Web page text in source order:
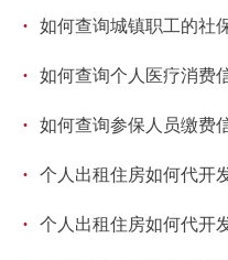
· 如何查询城镇职工的社
· 如何查询个人医疗消费
· 如何查询参保人员缴费
· 个人出租住房如何代开
· 个人出租住房如何代开